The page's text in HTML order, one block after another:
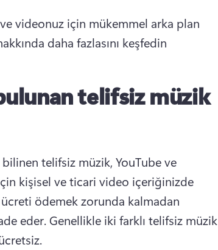
videonuz için mükemmel arka plan
daha fazlasını keşfedin
telifsiz müzik
telifsiz müzik, YouTube ve
kişisel ve ticari video içeriğinizde
ödemek zorunda kalmadan
eder. Genellikle iki farklı telifsiz müzik